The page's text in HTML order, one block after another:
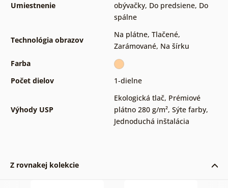
Umiestnenie
obývačky, Do predsiene, Do
spálne
Technológia obrazov
Na plátne, Tlačené,
Zarámované, Na šírku
Farba
Počet dielov
1-dielne
Výhody USP
Ekologická tlač, Prémiové
plátno 280 g/m², Sýte farby,
Jednoduchá inštalácia
Z rovnakej kolekcie